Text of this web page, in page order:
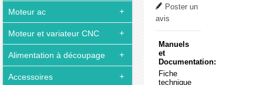
Moteur ac
Moteur et variateur CNC
Alimentation à découpage
Accessoires
Poster un
avis
Manuels
et
Documentation:
Fiche
technique